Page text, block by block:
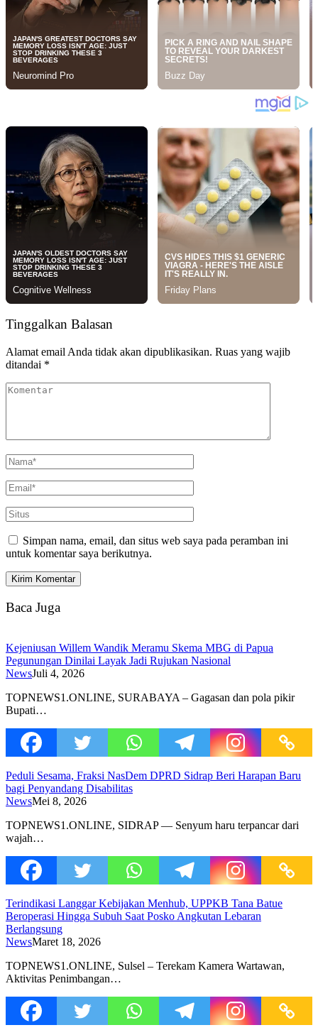
Tinggalkan Balasan
Alamat email Anda tidak akan dipublikasikan. Ruas yang wajib
ditandai *
Simpan nama, email, dan situs web saya pada peramban ini
untuk komentar saya berikutnya.
Baca Juga
Kejeniusan Willem Wandik Meramu Skema MBG di Papua
Pegunungan Dinilai Layak Jadi Rujukan Nasional
NewsJuli 4, 2026
TOPNEWS1.ONLINE, SURABAYA – Gagasan dan pola pikir
Bupati…
Peduli Sesama, Fraksi NasDem DPRD Sidrap Beri Harapan Baru
bagi Penyandang Disabilitas
NewsMei 8, 2026
TOPNEWS1.ONLINE, SIDRAP — Senyum haru terpancar dari
wajah…
Terindikasi Langgar Kebijakan Menhub, UPPKB Tana Batue
Beroperasi Hingga Subuh Saat Posko Angkutan Lebaran
Berlangsung
NewsMaret 18, 2026
TOPNEWS1.ONLINE, Sulsel – Terekam Kamera Wartawan,
Aktivitas Penimbangan…